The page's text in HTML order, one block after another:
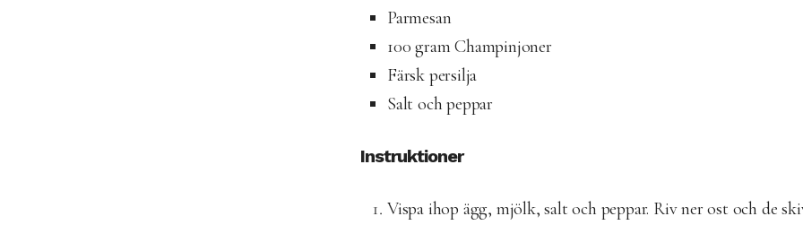
Parmesan
100 gram Champinjoner
Färsk persilja
Salt och peppar
Instruktioner
Vispa ihop ägg, mjölk, salt och peppar. Riv ner ost och de